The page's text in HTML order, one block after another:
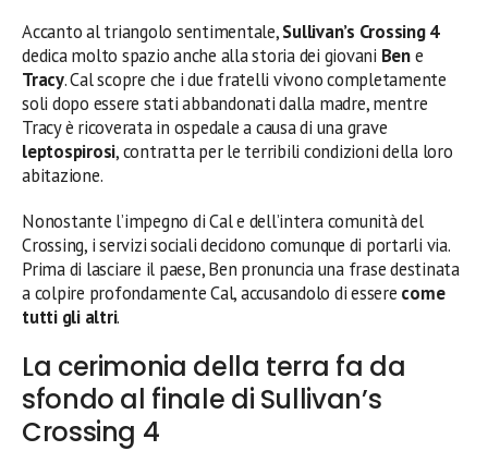
Accanto al triangolo sentimentale,Sullivan’s Crossing 4
dedica molto spazio anche alla storia dei giovani Bene
Tracy. Cal scopre che i due fratelli vivono completamente
soli dopo essere stati abbandonati dalla madre, mentre
Tracy è ricoverata in ospedale a causa di una grave
leptospirosi, contratta per le terribili condizioni della loro
abitazione.
Nonostante l’impegno di Cal e dell’intera comunità del
Crossing, i servizi sociali decidono comunque di portarli via.
Prima di lasciare il paese, Ben pronuncia una frase destinata
a colpire profondamente Cal, accusandolo di essere come
tutti gli altri.
La cerimonia della terra fa da
sfondo al finale di Sullivan’s
Crossing 4